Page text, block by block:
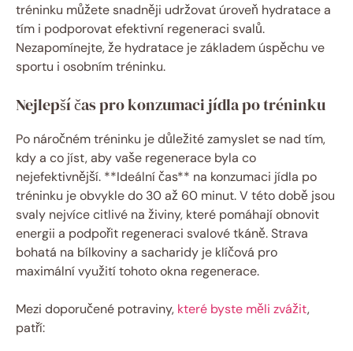
tréninku můžete snadněji udržovat úroveň hydratace a
tím i podporovat efektivní regeneraci svalů.
Nezapomínejte, že hydratace je základem úspěchu ve
sportu i osobním tréninku.
Nejlepší čas pro konzumaci jídla po tréninku
Po náročném tréninku je důležité zamyslet se nad tím,
kdy a co jíst, aby vaše regenerace byla co
nejefektivnější. **Ideální čas** na konzumaci jídla po
tréninku je obvykle do 30 až 60 minut. V této době jsou
svaly nejvíce citlivé na živiny, které pomáhají obnovit
energii a podpořit regeneraci svalové tkáně. Strava
bohatá na bílkoviny a sacharidy je klíčová pro
maximální využití tohoto okna regenerace.
Mezi doporučené potraviny, které byste měli zvážit,
patří: